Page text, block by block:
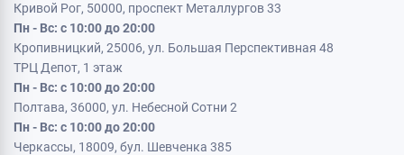
Кривой Рог, 50000, проспект Металлургов 33
Пн - Вс: с 10:00 до 20:00
Кропивницкий, 25006, ул. Большая Перспективная 48
ТРЦ Депот, 1 этаж
Пн - Вс: с 10:00 до 20:00
Полтава, 36000, ул. Небесной Сотни 2
Пн - Вс: с 10:00 до 20:00
Черкассы, 18009, бул. Шевченка 385